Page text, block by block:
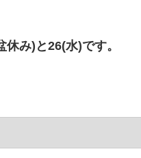
み)と26(水)です。